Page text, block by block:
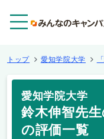
トップ 愛知学院大学
愛知学院大学
鈴木伸智先生
の評価一覧